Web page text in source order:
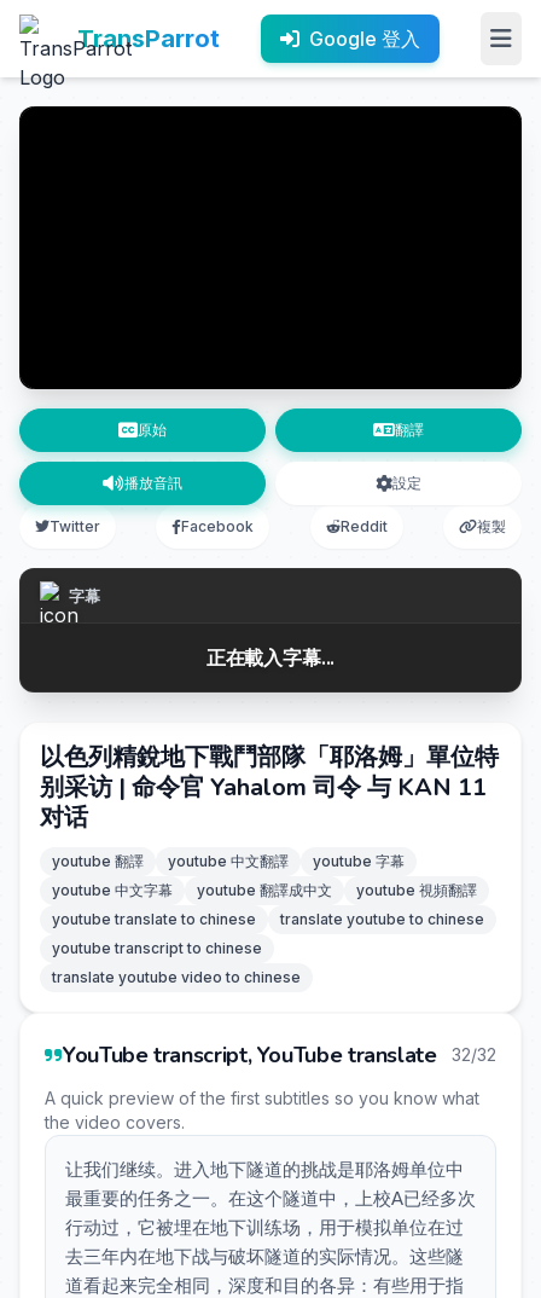
TransParrot Google 登入
原始 翻譯
播放音訊 設定
Twitter Facebook Reddit 複製
字幕
正在載入字幕...
以色列精銳地下戰鬥部隊「耶洛姆」單位特
别采访 | 命令官 Yahalom 司令 与 KAN 11
对话
youtube 翻譯 youtube 中文翻譯
youtube 字幕
youtube 中文字幕
youtube 翻譯成中文
youtube 視頻翻譯
youtube translate to chinese
translate youtube to chinese
youtube transcript to chinese
translate youtube video to chinese
YouTube transcript, YouTube translate 32/32
A quick preview of the first subtitles so you know what
the video covers.
让我们继续。进入地下隧道的挑战是耶洛姆单位中
最重要的任务之一。在这个隧道中，上校A已经多次
行动过，它被埋在地下训练场，用于模拟单位在过
去三年内在地下战与破坏隧道的实际情况。这些隧
道看起来完全相同，深度和目的各异：有些用于指